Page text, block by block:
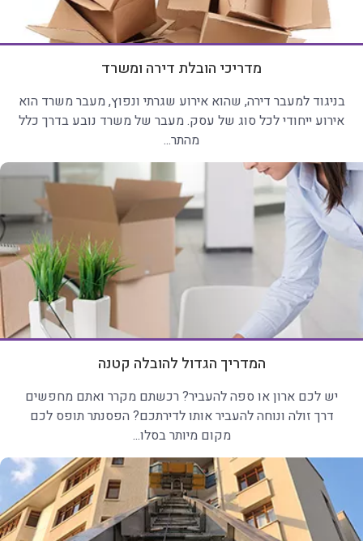
מדריכי הובלת דירה ומשרד
בניגוד למעבר דירה, שהוא אירוע שגרתי ונפוץ, מעבר משרד הוא
אירוע ייחודי לכל סוג של עסק. מעבר של משרד נובע בדרך כלל
מהתר...
המדריך הגדול להובלה קטנה
יש לכם ארון או ספה להעביר? רכשתם מקרר ואתם מחפשים
דרך זולה ונוחה להעביר אותו לדירתכם? הפסנתר תופס לכם
מקום מיותר בסלו...